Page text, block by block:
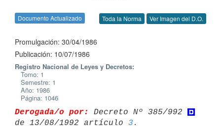
Documento Actualizado Toda la Norma Ver Imagen del D.O.
Promulgación: 30/04/1986
Publicación: 10/07/1986
Registro Nacional de Leyes y Decretos:
Tomo: 1
Semestre: 1
Año: 1986
Página: 1046
Derogada/o por:
Decreto Nº 385/992
de 13/08/1992 artículo 3